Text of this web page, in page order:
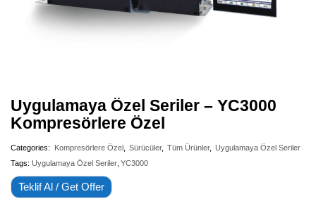
Uygulamaya Özel Seriler – YC3000
Kompresörlere Özel
Categories: Kompresörlere Özel Sürücüler, Tüm Ürünler, Uygulamaya Özel Seriler
Tags: Uygulamaya Özel Seriler YC3000
Teklif Al / Get Offer